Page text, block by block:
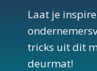
Laat je
tricks uit dit
deurmat!